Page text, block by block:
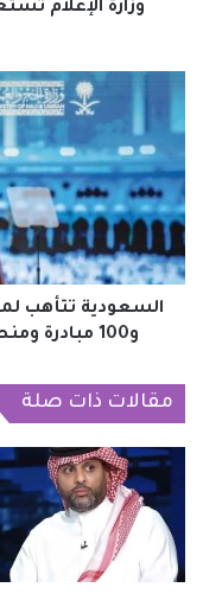
وزارةُ الإعلام
لموسم
بأكثر
من
600
خطة
عمل
و100
رقمية
لسلامة
الرحمن
و100 مبادرة ومنصة رقمية لسلامة ضيوف الرحمن
مقالات ذات صلة